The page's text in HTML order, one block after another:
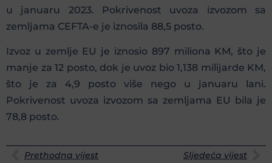
u januaru 2023. Pokrivenost uvoza izvozom sa
zemljama CEFTA-e je iznosila 88,5 posto.
Izvoz u zemlje EU je iznosio 897 miliona KM, što je
manje za 12 posto, dok je uvoz bio 1,138 milijarde KM,
što je za 4,9 posto više nego u januaru lani.
Pokrivenost uvoza izvozom sa zemljama EU bila je
78,8 posto.
Prethodna vijest Sljedeća vijest